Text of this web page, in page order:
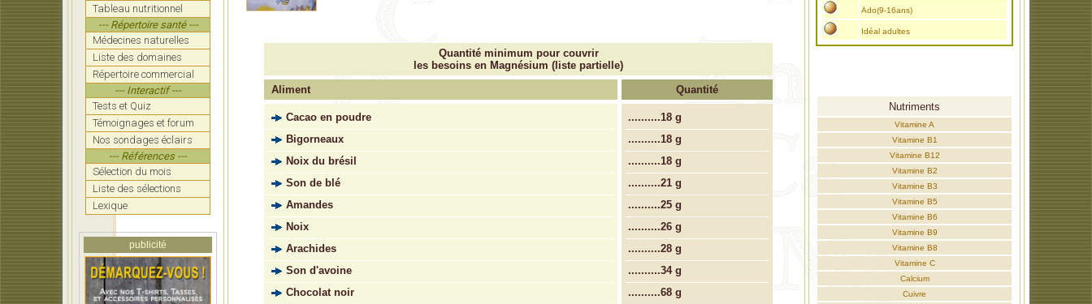
Tableau nutritionnel
--- Répertoire santé ---
Médecines naturelles
Liste des domaines
Répertoire commercial
--- Interactif ---
Tests et Quiz
Témoignages et forum
Nos sondages éclairs
--- Références ---
Sélection du mois
Liste des sélections
Lexique
publicité
Ado(9-16ans)
Idéal adultes
Nutriments
Vitamine A
Vitamine B1
Vitamine B12
Vitamine B2
Vitamine B3
Vitamine B5
Vitamine B6
Vitamine B9
Vitamine B8
Vitamine C
Calcium
Cuivre
Quantité minimum pour couvrir
les besoins en Magnésium (liste partielle)
Aliment
Quantité
Cacao en poudre
Bigorneaux
Noix du brésil
Son de blé
Amandes
Noix
Arachides
Son d'avoine
Chocolat noir
..........18 g
..........18 g
..........18 g
..........21 g
..........25 g
..........26 g
..........28 g
..........34 g
..........68 g